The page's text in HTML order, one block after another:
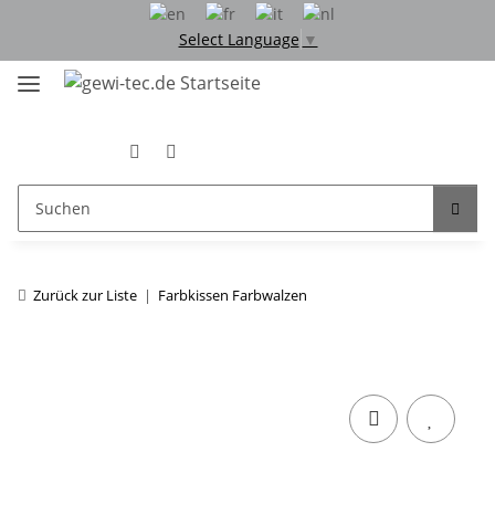
Select Language ▼
Zurück zur Liste Farbkissen Farbwalzen